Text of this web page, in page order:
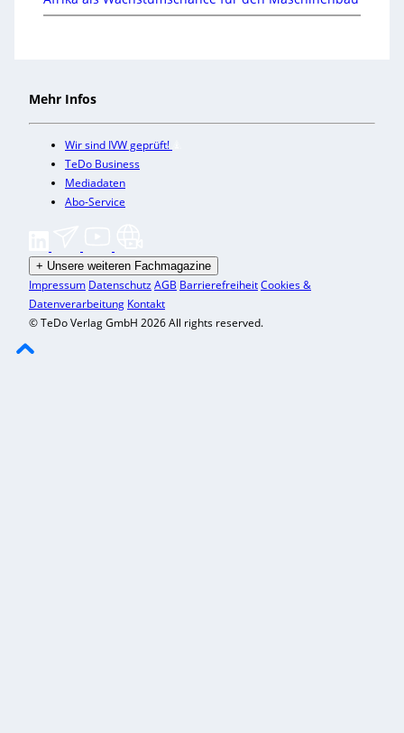
Mehr Infos
Wir sind IVW geprüft!
TeDo Business
Mediadaten
Abo-Service
+ Unsere weiteren Fachmagazine
Impressum DatenschutzAGB BarrierefreiheitCookies &
Datenverarbeitung Kontakt
© TeDo Verlag GmbH 2026 All rights reserved.